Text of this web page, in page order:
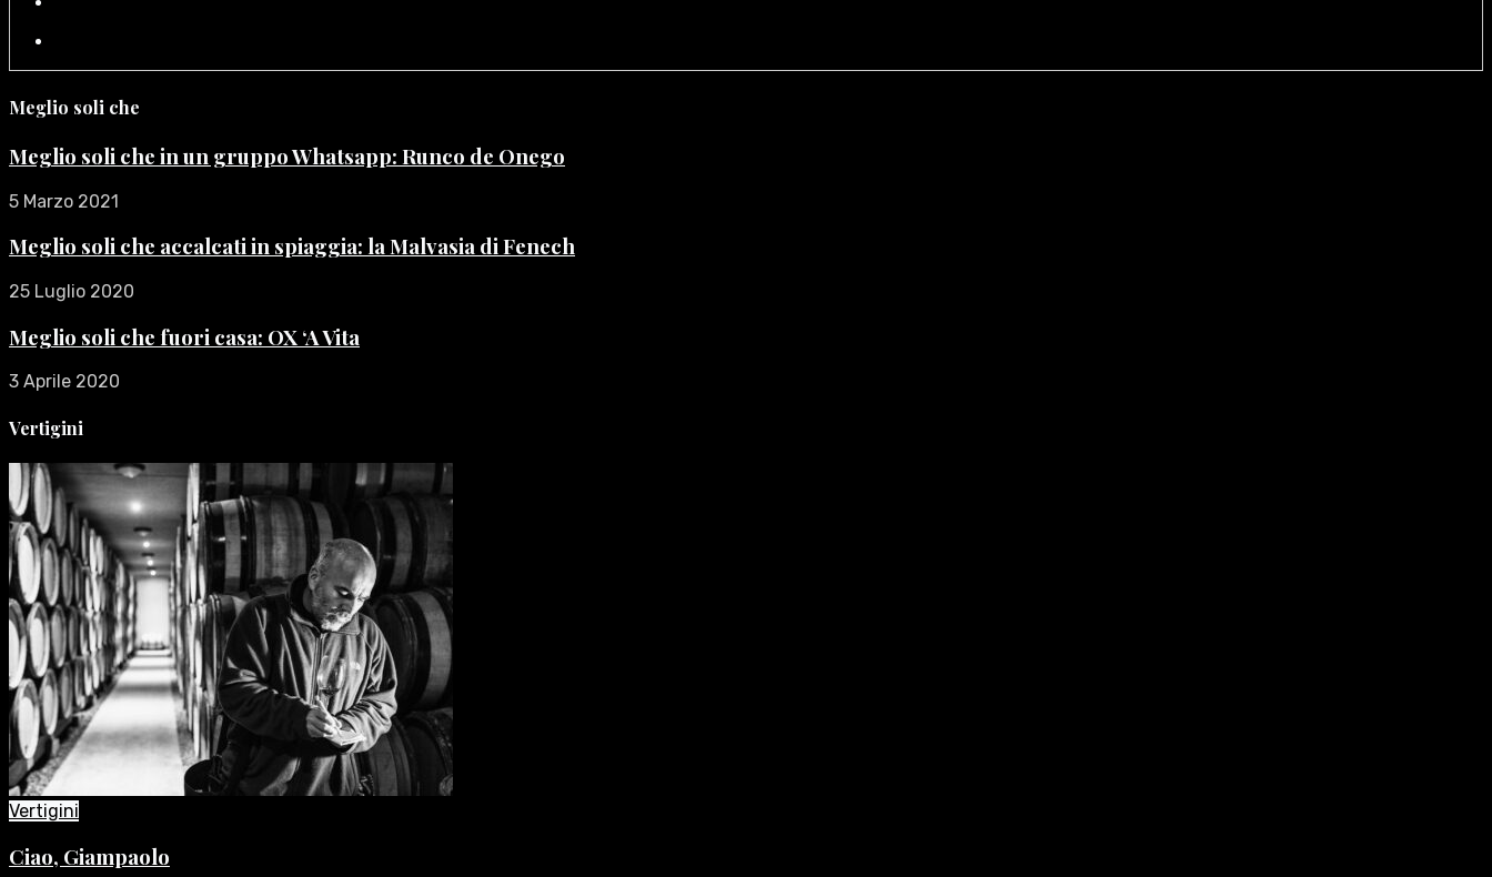
Meglio soli che
Meglio soli che in un gruppo Whatsapp: Runco de Onego
5 Marzo 2021
Meglio soli che accalcati in spiaggia: la Malvasia di Fenech
25 Luglio 2020
Meglio soli che fuori casa: OX ‘A Vita
3 Aprile 2020
Vertigini
Vertigini
Ciao, Giampaolo